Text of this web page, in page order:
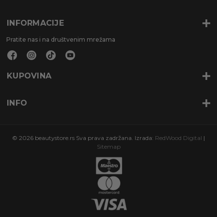
INFORMACIJE
Pratite nas i na društvenim mrežama
KUPOVINA
INFO
© 2026 beautystore.rs Sva prava zadržana. Izrada: RedWood Digital |
Sitemap